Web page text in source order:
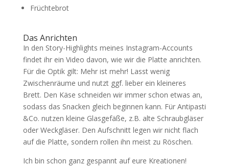
Früchtebrot
Das Anrichten
In den Story-Highlights meines Instagram-Accounts
findet ihr ein Video davon, wie wir die Platte anrichten.
Für die Optik gilt: Mehr ist mehr! Lasst wenig
Zwischenräume und nutzt ggf. lieber ein kleineres
Brett. Den Käse schneiden wir immer schon etwas an,
sodass das Snacken gleich beginnen kann. Für Antipasti
&Co. nutzen kleine Glasgefäße, z.B. alte Schraubgläser
oder Weckgläser. Den Aufschnitt legen wir nicht flach
auf die Platte, sondern rollen ihn meist zu Röschen.
Ich bin schon ganz gespannt auf eure Kreationen!